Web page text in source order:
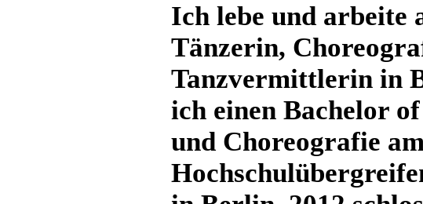
Ich lebe und arbeite
Tänzerin,
Tanzvermittlerin in
ich einen Bachelor
und Choreografie